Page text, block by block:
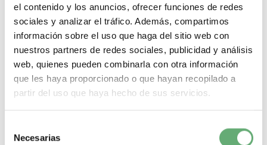
el contenido y los anuncios, ofrecer funciones de redes
sociales y analizar el tráfico. Además, compartimos
información sobre el uso que haga del sitio web con
nuestros partners de redes sociales, publicidad y análisis
web, quienes pueden combinarla con otra información
que les haya proporcionado o que hayan recopilado a
partir del uso que haya hecho de sus servicios.
Necesarias
1,3IN CT 1500/5 dial ref. 16086 Schneider Electric